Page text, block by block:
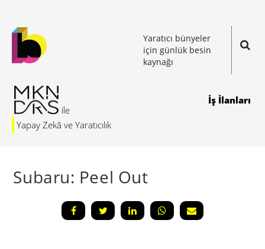
Yaratıcı bünyeler
için günlük besin
kaynağı
Yapay Zekâ ve Yaratıcılık
İş İlanları
Subaru: Peel Out